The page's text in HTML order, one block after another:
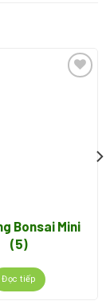
Bonsai Mini
(5)
Đọc tiếp